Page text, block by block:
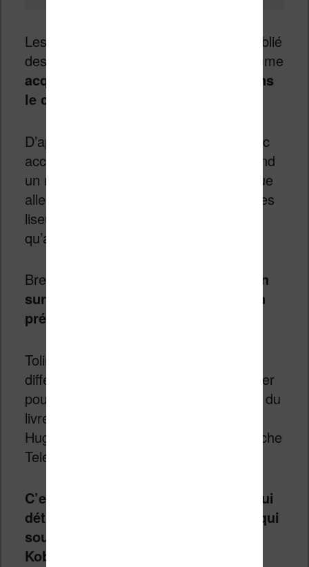
Les faits sont les suivants : Tolino a publié
des documents qui présente Kobo comme
acquéreur d’une part majoritaire dans
le consortium
D’après les documents, Kobo aura donc
accès au catalogue Tolino (qui comprend
un nombre important de livres en langue
allemande), aux logiciels qui équipent les
liseuses Tolino (comme
qu’aux systèmes informatiques Cloud.
Bref,
Kobo s’apprête à mettre la main
sur tout ce que Tolino a créé jusqu’à
présent
Tolino a été créé en 2013 et rassemble
différents acteurs qui ont souhaité s’allier
pour combattre Amazon sur le marché du
livre numérique : Thalia, Weltbild,
Hugendubel, Club Bertelsmann, Deutsche
Telekom, etc.
C’est d’ailleurs Deutsche Telekom qui
détient une majorité dans Tolino et qui
souhaite vendre sa participation à
Kobo.